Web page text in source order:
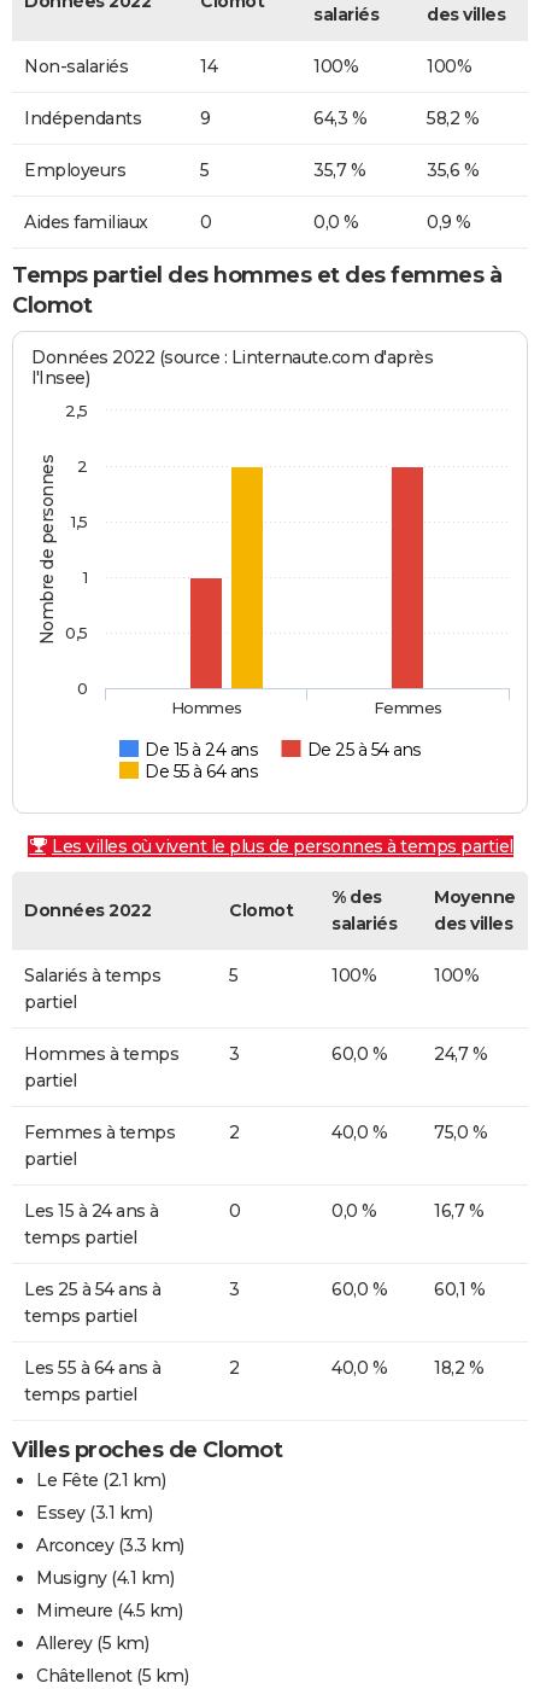
salariés des villes
Non-salariés 14 100% 100%
Indépendants 9 64,3 % 58,2 %
Employeurs 5 35,7 % 35,6 %
Aides familiaux 0 0,0 % 0,9 %
Temps partiel des hommes et des femmes à
Clomot
Nombre de personnes
Données 2022 (source : Linternaute.com d'après
l'Insee)
De 15 à 24 ans
De 25 à 54 ans
De 55 à 64 ans
Hommes Femmes
0
0,5
1
1,5
2
2,5
Les villes où vivent le plus de personnes à temps partiel
Données 2022 Clomot
% des
salariés
Moyenne
des villes
Salariés à temps
partiel
5 100% 100%
Hommes à temps
partiel
3 60,0 % 24,7 %
Femmes à temps
partiel
2 40,0 % 75,0 %
Les 15 à 24 ans à
temps partiel
0 0,0 % 16,7 %
Les 25 à 54 ans à
temps partiel
3 60,0 % 60,1 %
Les 55 à 64 ans à
temps partiel
2 40,0 % 18,2 %
Villes proches de Clomot
Le Fête (2.1 km)
Essey(3.1 km)
Arconcey(3.3 km)
Musigny(4.1 km)
Mimeure (4.5 km)
Allerey(5 km)
Châtellenot(5 km)